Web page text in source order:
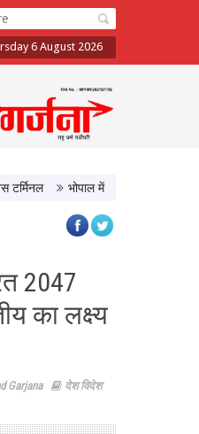
6 August 2026
भोपाल में 11 अगस्त को होगी
2047
का लक्ष्य
Garjana
देश विदेश